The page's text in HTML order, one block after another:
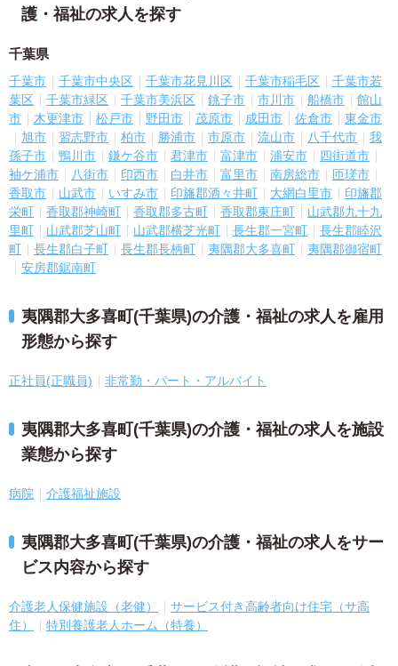
護・福祉の求人を探す
千葉県
千葉市 千葉市中央区 千葉市花見川区 千葉市稲毛区
千葉市若
葉区
千葉市緑区 千葉市美浜区 銚子市 市川市 船橋市
館山
市
木更津市 松戸市 野田市 茂原市 成田市 佐倉市
東金市
旭市
習志野市 柏市 勝浦市 市原市 流山市 八千代市
我
孫子市
鴨川市 鎌ケ谷市 君津市 富津市 浦安市
四街道市
袖ケ浦市
八街市 印西市 白井市 富里市 南房総市
匝瑳市
香取市
山武市 いすみ市 印旛郡酒々井町 大網白里市
印旛郡
栄町
香取郡神崎町 香取郡多古町 香取郡東庄町
山武郡九十九
里町
山武郡芝山町 山武郡横芝光町 長生郡一宮町
長生郡睦沢
町
長生郡白子町 長生郡長柄町 夷隅郡大多喜町
夷隅郡御宿町
安房郡鋸南町
夷隅郡大多喜町(千葉県)の介護・福祉の求人を雇用
形態から探す
正社員(正職員) 非常勤・パート・アルバイト
夷隅郡大多喜町(千葉県)の介護・福祉の求人を施設
業態から探す
病院 介護福祉施設
夷隅郡大多喜町(千葉県)の介護・福祉の求人をサー
ビス内容から探す
介護老人保健施設（老健）
サービス付き高齢者向け住宅（サ高
住）
特別養護老人ホーム（特養）